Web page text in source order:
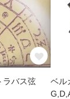
ラバス弦
ベル